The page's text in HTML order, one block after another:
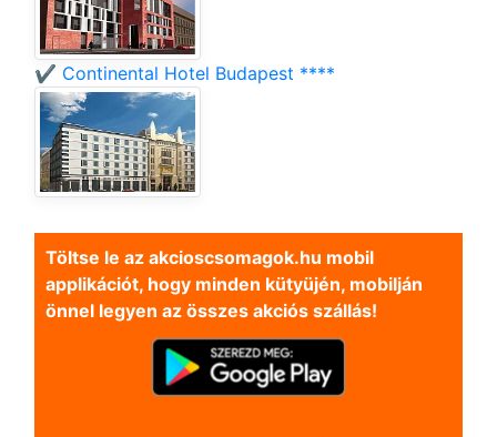
✔️ Continental Hotel Budapest ****
Töltse le az akcioscsomagok.hu mobil
applikációt, hogy minden kütyüjén, mobilján
önnel legyen az összes akciós szállás!